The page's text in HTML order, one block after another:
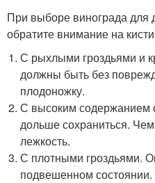
При выборе винограда для
обратите внимание на
С рыхлыми гроздьями и
должны быть без
плодоножку.
С высоким содержанием
дольше сохраниться.
лежкость.
С плотными гроздьями.
подвешенном состоянии.